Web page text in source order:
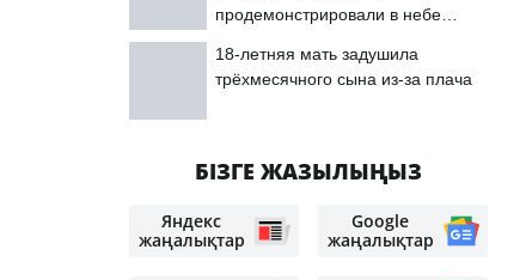
продемонстрировали в небе
18-летняя мать задушила
трёхмесячного сына из-за плача
БІЗГЕ ЖАЗЫЛЫҢЫЗ
Яндекс
жаңалықтар
Google
жаңалықтар